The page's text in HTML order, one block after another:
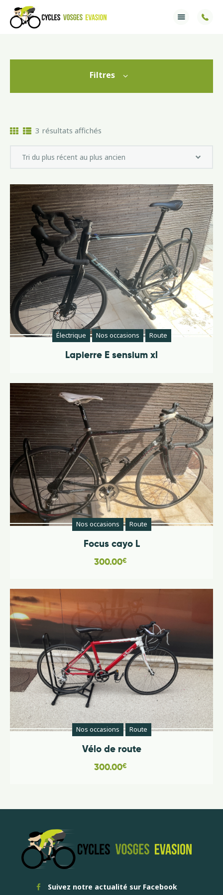
Services
Informations
3 résultats affichés
Électrique Nos occasions Route
Lapierre E sensium xl
Nos occasions Route
Focus cayo L
300.00€
Nos occasions Route
Vélo de route
300.00€
Filtres
Suivez notre actualité sur Facebook